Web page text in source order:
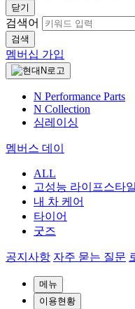
닫기
검색어
검색
멤버십 가입
N Performance Parts
N Collection
심레이싱
멤버스 데이
ALL
고성능 라이프스타일
내 차 케어
타이어
굿즈
공지사항 자주 묻는 질문
메뉴
이용현황